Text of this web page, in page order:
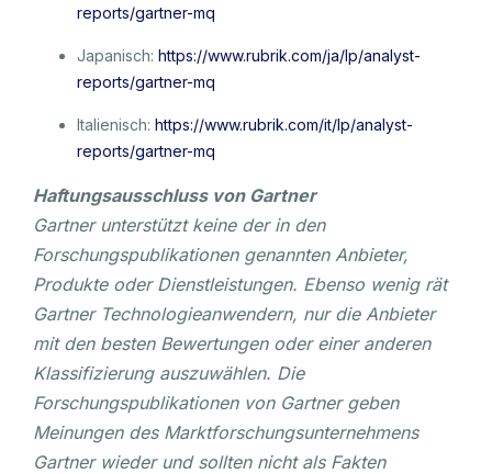
reports/gartner-mq
Japanisch: https://www.rubrik.com/ja/lp/analyst-
reports/gartner-mq
Italienisch: https://www.rubrik.com/it/lp/analyst-
reports/gartner-mq
Haftungsausschluss von Gartner
Gartner unterstützt keine der in den
Forschungspublikationen genannten Anbieter,
Produkte oder Dienstleistungen. Ebenso wenig rät
Gartner Technologieanwendern, nur die Anbieter
mit den besten Bewertungen oder einer anderen
Klassifizierung auszuwählen. Die
Forschungspublikationen von Gartner geben
Meinungen des Marktforschungsunternehmens
Gartner wieder und sollten nicht als Fakten